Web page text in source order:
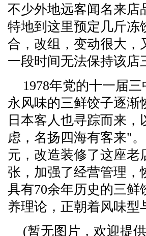
不少外地远客闻名来店
特地到这里预定几斤冻
合，改组，变动很大，
一段时间无法保持该店
1978年党的十一届
永风味的三鲜饺子逐渐
日本客人也寻踪而来
虑，名扬四海有客来"
元，改造装修了这座老
张，加强了经营管理，
具有70余年历史的三
养理论，正朝着风味型
(暂无图片，欢迎提